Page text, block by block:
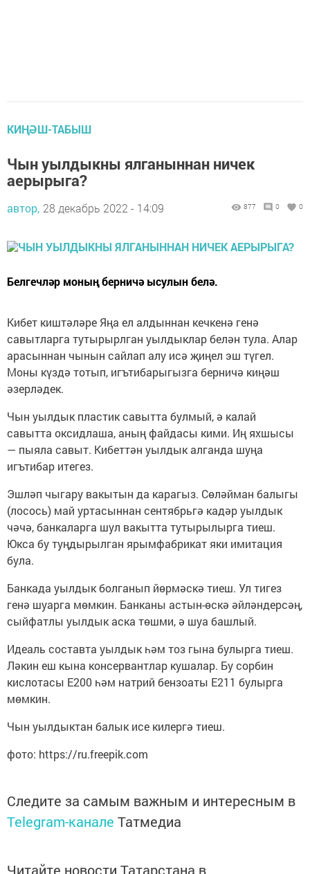
КИҢӘШ-ТАБЫШ
Чын уылдыкны ялганыннан ничек
аерырыга?
автор, 28 декабрь 2022 - 14:09 877 0 0
Белгечләр моның берничә ысулын белә.
Кибет киштәләре Яңа ел алдыннан кечкенә генә
савытларга тутырырлган уылдыклар белән тула. Алар
арасыннан чынын сайлап алу исә җиңел эш түгел.
Моны күздә тотып, игътибарыгызга берничә киңәш
әзерләдек.
Чын уылдык пластик савытта булмый, ә калай
савытта оксидлаша, аның файдасы кими. Иң яхшысы
— пыяла савыт. Кибеттән уылдык алганда шуңа
игътибар итегез.
Эшләп чыгару вакытын да карагыз. Сөләйман балыгы
(лосось) май уртасыннан сентябрьгә кадәр уылдык
чәчә, банкаларга шул вакытта тутырылырга тиеш.
Юкса бу туңдырылган ярымфабрикат яки имитация
була.
Банкада уылдык болганып йөрмәскә тиеш. Ул тигез
генә шуарга мөмкин. Банканы астын-өскә әйләндерсәң,
сыйфатлы уылдык аска төшми, ә шуа башлый.
Идеаль составта уылдык һәм тоз гына булырга тиеш.
Ләкин еш кына консервантлар кушалар. Бу сорбин
кислотасы Е200 һәм натрий бензоаты Е211 булырга
мөмкин.
Чын уылдыктан балык исе килергә тиеш.
фото: https://ru.freepik.com
Следите за самым важным и интересным в
Telegram-канале Татмедиа
Читайте новости Татарстана в